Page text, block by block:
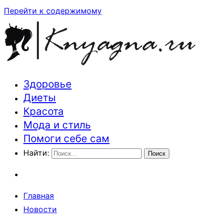
Перейти к содержимому
Траектория здоровья и красоты
Здоровье
Диеты
Красота
Мода и стиль
Помоги себе сам
Найти:
Главная
Новости